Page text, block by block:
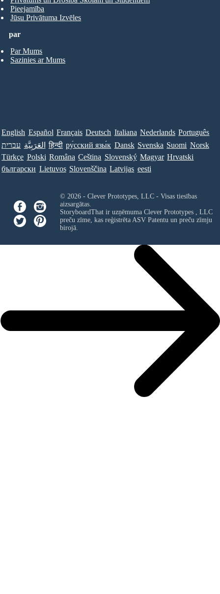
par
Par Mums
Sazinies ar Mums
Pieejamība
Jūsu Privātuma Izvēles
English Español Français Deutsch Italiana Nederlands Português
עברית العَرَبِيَّة हिन्दी ру́сский язы́к Dansk Svenska Suomi Norsk
Türkçe Polski Româna Ceština Slovenský Magyar Hrvatski
български Lietuvos Slovenščina Latvijas eesti
© 2026 - Clever Prototypes, LLC - Visas tiesības
aizsargātas.
StoryboardThat ir uzņēmuma Clever Prototypes , LLC
preču zīme, kas reģistrēta ASV Patentu un preču zīmju
birojā.